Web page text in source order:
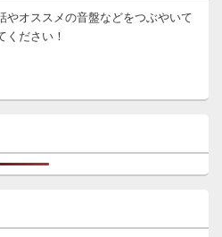
やオススメの音盤などをつぶやいて
ください！